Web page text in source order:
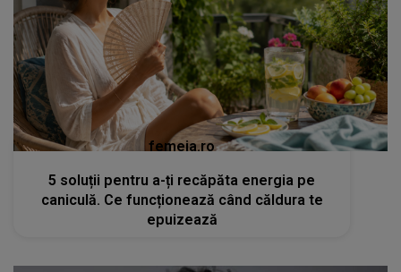
femeia.ro
5 soluții pentru a-ți recăpăta energia pe
caniculă. Ce funcționează când căldura te
epuizează